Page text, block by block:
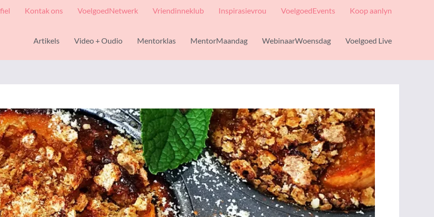
Kontak ons VoelgoedNetwerk Vriendinneklub Inspirasievrou VoelgoedEvents Koop aanlyn
Artikels Video + Oudio Mentorklas MentorMaandag WebinaarWoensdag Voelgoed Live